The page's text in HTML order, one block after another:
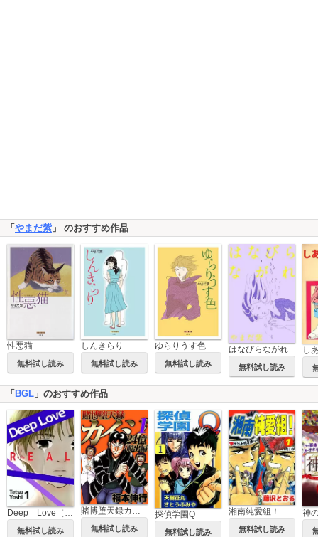
「 やまだ紫 」 のおすすめ作品
性悪猫
無料試し読み
しんきらり
無料試し読み
ゆらりうす色
無料試し読み
はなびらながれ
無料試し読み
し
「 BGL 」のおすすめ作品
Deep Love［REAL]
無料試し読み
賭博堕天録カイジ 24億脱出編
無料試し読み
探偵学園Q
無料試し読み
湘南純愛組！
無料試し読み
神